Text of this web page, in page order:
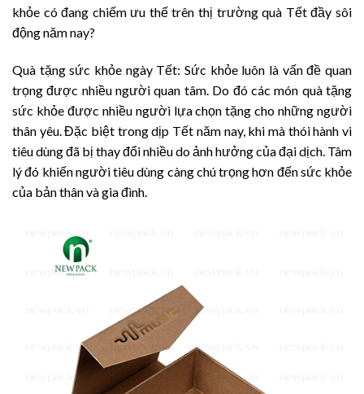
khỏe có đang chiếm ưu thế trên thị trường quà Tết đầy sôi
động năm nay?
Quà tặng sức khỏe ngày Tết: Sức khỏe luôn là vấn đề quan
trọng được nhiều người quan tâm. Do đó các món quà tặng
sức khỏe được nhiều người lựa chọn tặng cho những người
thân yêu. Đặc biệt trong dịp Tết năm nay, khi mà thói hành vi
tiêu dùng đã bị thay đổi nhiều do ảnh hưởng của đại dịch. Tâm
lý đó khiến người tiêu dùng càng chú trọng hơn đến sức khỏe
của bản thân và gia đình.